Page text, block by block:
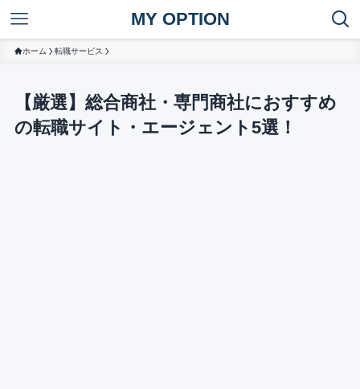
MY OPTION
ホーム 転職サービス
【厳選】総合商社・専門商社におすすめ
の転職サイト・エージェント5選！